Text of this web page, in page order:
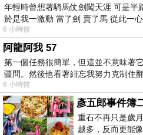
年輕時曾想著騎馬仗劍闖天涯 可是半
於是我一激動 當了劍 賣了馬 從此一
6 小時前
阿龍阿我 57
第一個任務很簡單，但這並不意味著
疆問。然後他看著緋忘我努力克制住
6 小時前
彥五郎事件簿
重石不再只是歲
越多，反而更能